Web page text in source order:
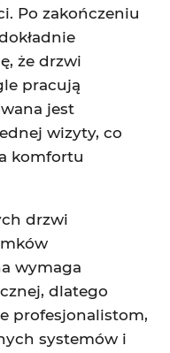
Po zakończeniu
że drzwi
pracują
jest
wizyty, co
komfortu
drzwi
wymaga
dlatego
profesjonalistom,
systemów i